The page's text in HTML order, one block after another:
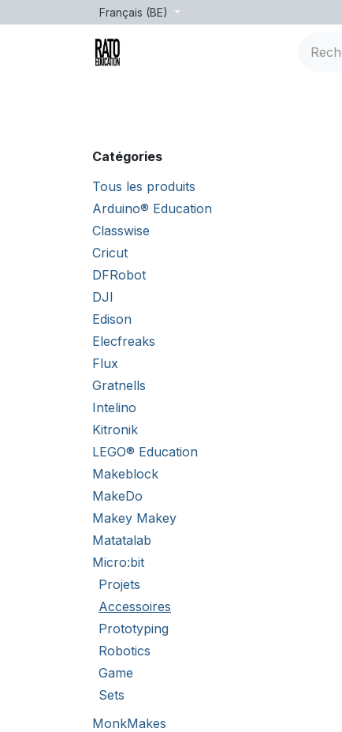
Se rendre au contenuFrançais (BE)
Catégories
Tous les produits
Arduino® Education
Classwise
Cricut
DFRobot
DJI
Edison
Elecfreaks
Flux
Gratnells
Intelino
Kitronik
LEGO® Education
Makeblock
MakeDo
Makey Makey
Matatalab
Micro:bit
Projets
Accessoires
Prototyping
Robotics
Game
Sets
MonkMakes